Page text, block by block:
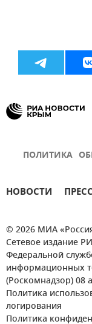
ПОЛИТИКА
НОВОСТИ
© 2026 МИА
Сетевое издание
Федеральной
информационных
(Роскомнадзор) 08
Политика
логирования
Политика